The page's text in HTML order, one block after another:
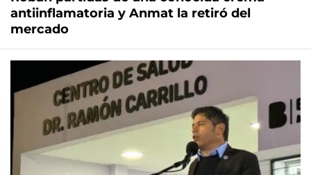
antiinflamatoria y Anmat la retiró del
mercado